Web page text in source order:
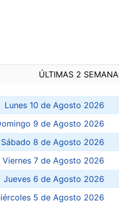
ÚLTIMAS 2
Lunes 10 de Agosto 2026
9 de Agosto 2026
Sábado 8 de Agosto 2026
Viernes 7 de Agosto 2026
Jueves 6 de Agosto 2026
5 de Agosto 2026